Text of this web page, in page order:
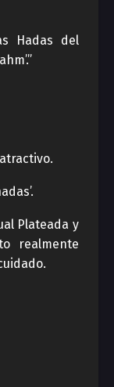
Hadas del
Plateada y
realmente